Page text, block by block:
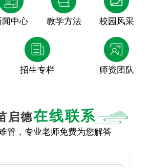
闻中心 教学方法 校园风采
招生专栏 师资团队
启德在线联系
管，专业老师免费为您解答